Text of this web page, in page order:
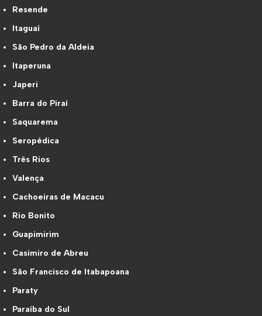
Resende
Itaguaí
São Pedro da Aldeia
Itaperuna
Japeri
Barra do Piraí
Saquarema
Seropédica
Três Rios
Valença
Cachoeiras de Macacu
Rio Bonito
Guapimirim
Casimiro de Abreu
São Francisco de Itabapoana
Paraty
Paraíba do Sul